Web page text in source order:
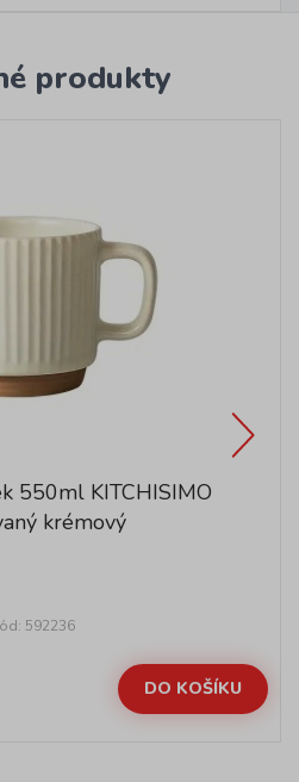
produkty
550ml KITCHISIMO
krémový
592236
DO KOŠÍKU